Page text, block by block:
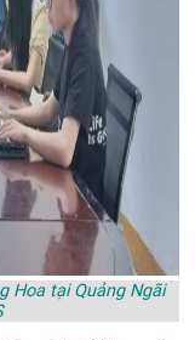
Hoa tại Quảng Ngãi